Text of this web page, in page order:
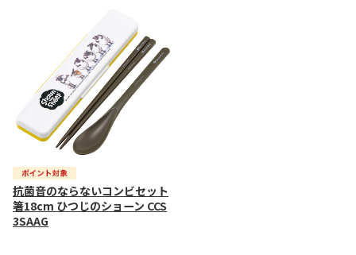
抗菌音のならないコンビセット
箸18cm ひつじのショーン CCS
3SAAG